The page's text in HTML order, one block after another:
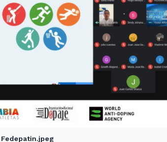
Fedepatin.jpeg